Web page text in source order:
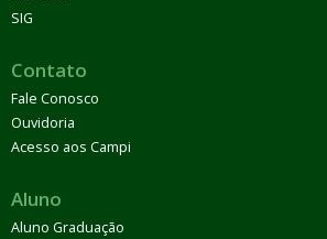
SIG
Contato
Fale Conosco
Ouvidoria
Acesso aos Campi
Aluno
Aluno Graduação